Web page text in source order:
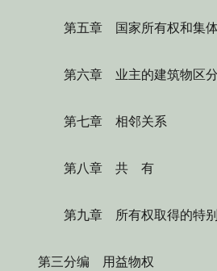
第五章 国家所有权和集体所
第六章 业主的建筑物区分
第七章 相邻关系
第八章 共 有
第九章 所有权取得的特别
第三分编 用益物权